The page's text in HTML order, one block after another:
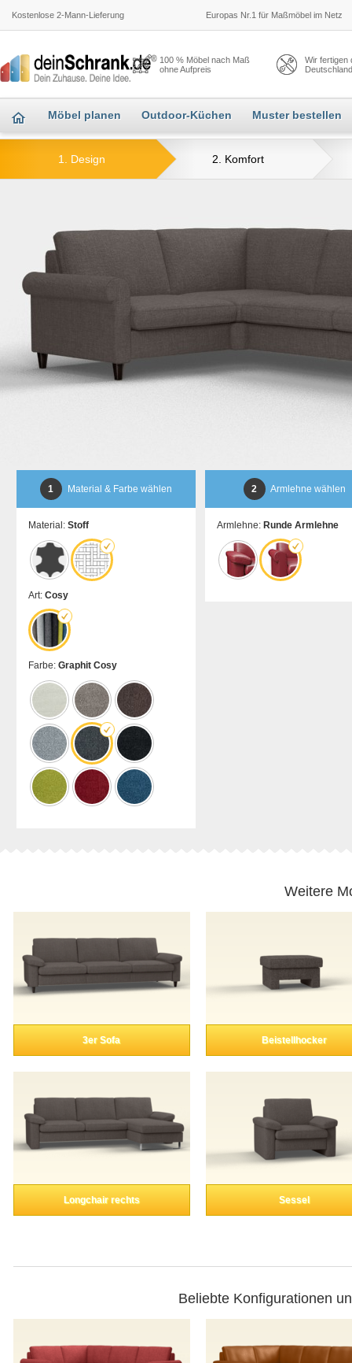
Kostenlose 2-Mann-Lieferung Europas Nr.1 für Maßmöbel im Netz
100 % Möbel nach Maß
ohne Aufpreis
Wir fertigen
Möbel planen Outdoor-Küchen Muster bestellen
2. Komfort
1. Design
1 Material & Farbe wählen
Material: Stoff
Art: Cosy
Farbe: Graphit Cosy
2 Armlehne wählen
Armlehne: Runde Armlehne
Weitere
3er Sofa Beistellhocker
Longchair rechts Sessel
Beliebte Konfigurationen